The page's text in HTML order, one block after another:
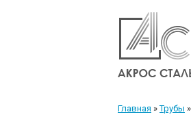
Главная »Трубы